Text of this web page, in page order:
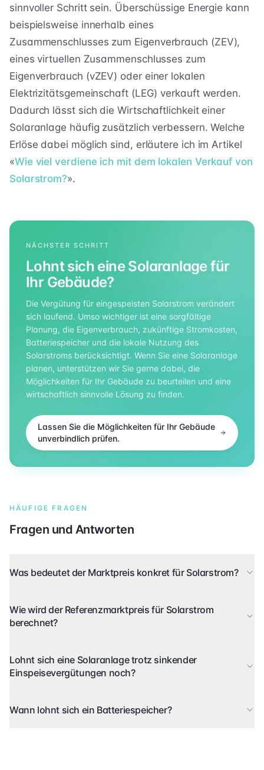
sinnvoller Schritt sein. Überschüssige Energie kann
beispielsweise innerhalb eines
Zusammenschlusses zum Eigenverbrauch (ZEV),
eines virtuellen Zusammenschlusses zum
Eigenverbrauch (vZEV) oder einer lokalen
Elektrizitätsgemeinschaft (LEG) verkauft werden.
Dadurch lässt sich die Wirtschaftlichkeit einer
Solaranlage häufig zusätzlich verbessern. Welche
Erlöse dabei möglich sind, erläutere ich im Artikel
«Wie viel verdiene ich mit dem lokalen Verkauf von
Solarstrom?».
NÄCHSTER SCHRITT
Lohnt sich eine Solaranlage für
Ihr Gebäude?
Die Vergütung für eingespeisten Solarstrom verändert
sich laufend. Umso wichtiger ist eine sorgfältige
Planung, die Eigenverbrauch, zukünftige Stromkosten,
Batteriespeicher und die lokale Nutzung des
Solarstroms berücksichtigt. Wenn Sie eine Solaranlage
planen, unterstützen wir Sie gerne dabei, die
Möglichkeiten für Ihr Gebäude zu beurteilen und eine
wirtschaftlich sinnvolle Lösung zu finden.
Lassen Sie die Möglichkeiten für Ihr Gebäude
unverbindlich prüfen.
HÄUFIGE FRAGEN
Fragen und Antworten
Was bedeutet der Marktpreis konkret für Solarstrom?
Wie wird der Referenzmarktpreis für Solarstrom
berechnet?
Lohnt sich eine Solaranlage trotz sinkender
Einspeisevergütungen noch?
Wann lohnt sich ein Batteriespeicher?